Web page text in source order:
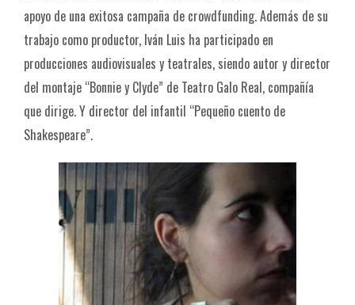
apoyo de una exitosa campaña de crowdfunding. Además de su
trabajo como productor, Iván Luis ha participado en
producciones audiovisuales y teatrales, siendo autor y director
del montaje “Bonnie y Clyde” de Teatro Galo Real, compañía
que dirige. Y director del infantil “Pequeño cuento de
Shakespeare”.